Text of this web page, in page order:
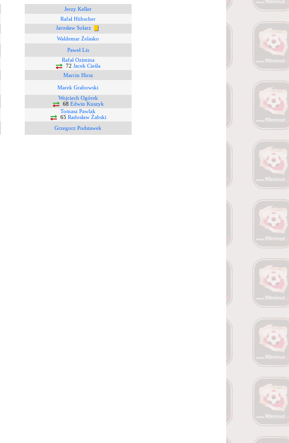
Jerzy Keller
Rafał Hübscher
Jarosław Solarz
Waldemar Żelasko
Paweł Lis
Rafał Ozimina
72 Jacek Cieśla
Marcin Hirsz
Marek Grabowski
Wojciech Ogórek
68 Edwin Kuszyk
Tomasz Pawlak
65 Radosław Żabski
Grzegorz Podstawek